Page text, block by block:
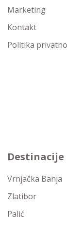
Marketing
Kontakt
Politika
Destinacije
Vrnjačka Banja
Zlatibor
Palić